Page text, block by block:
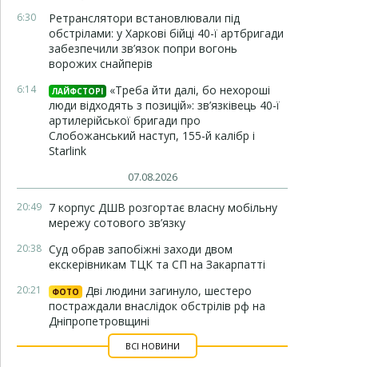
6:30
Ретранслятори встановлювали під
обстрілами: у Харкові бійці 40-ї артбригади
забезпечили зв’язок попри вогонь
ворожих снайперів
6:14 ЛАЙФСТОРІ
«Треба йти далі, бо нехороші
люди відходять з позицій»: зв’язківець 40-ї
артилерійської бригади про
Слобожанський наступ, 155-й калібр і
Starlink
07.08.2026
20:49 7 корпус ДШВ розгортає власну мобільну
мережу сотового зв’язку
20:38 Суд обрав запобіжні заходи двом
екскерівникам ТЦК та СП на Закарпатті
20:21 ФОТО
Дві людини загинуло, шестеро
постраждали внаслідок обстрілів рф на
Дніпропетровщині
ВСІ НОВИНИ